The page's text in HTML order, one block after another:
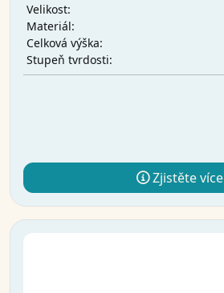
Velikost:
Materiál:
Celková výška:
Stupeň tvrdosti:
Zjistěte více